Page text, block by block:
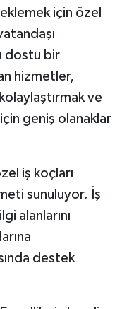
için özel
dostu bir
hizmetler,
ve
için geniş olanaklar
iş koçları
sunuluyor. İş
alanlarını
destek